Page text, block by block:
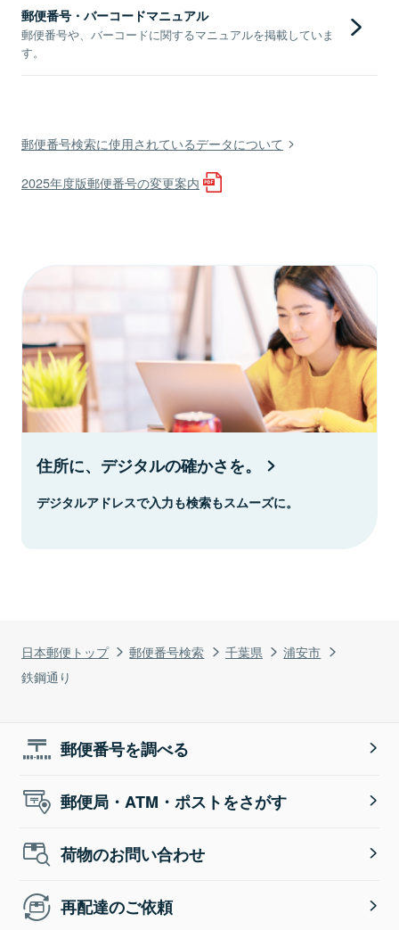
日本郵便トップ 郵便番号検索 千葉県
浦安市
鉄鋼通り
郵便番号・バーコードマニュアル
郵便番号や、バーコードに関するマニュアルを掲載していま
す。
郵便番号検索に使用されているデータについて
2025年度版郵便番号の変更案内
住所に、デジタルの確かさを。
デジタルアドレスで入力も検索もスムーズに。
郵便番号を調べる
郵便局・ATM・ポストをさがす
荷物のお問い合わせ
再配達のご依頼